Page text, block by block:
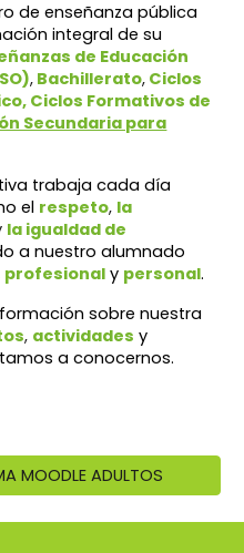
de enseñanza pública
integral de su
de Educación
, Bachillerato, Ciclos
Ciclos Formativos de
Secundaria para
trabaja cada día
el respeto, la
la igualdad de
a nuestro alumnado
profesional y personal.
sobre nuestra
, actividades y
a conocernos.
MOODLE ADULTOS